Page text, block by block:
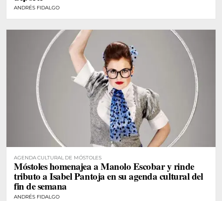
ANDRÉS FIDALGO
AGENDA CULTURAL DE MÓSTOLES
Móstoles homenajea a Manolo Escobar y rinde
tributo a Isabel Pantoja en su agenda cultural del
fin de semana
ANDRÉS FIDALGO